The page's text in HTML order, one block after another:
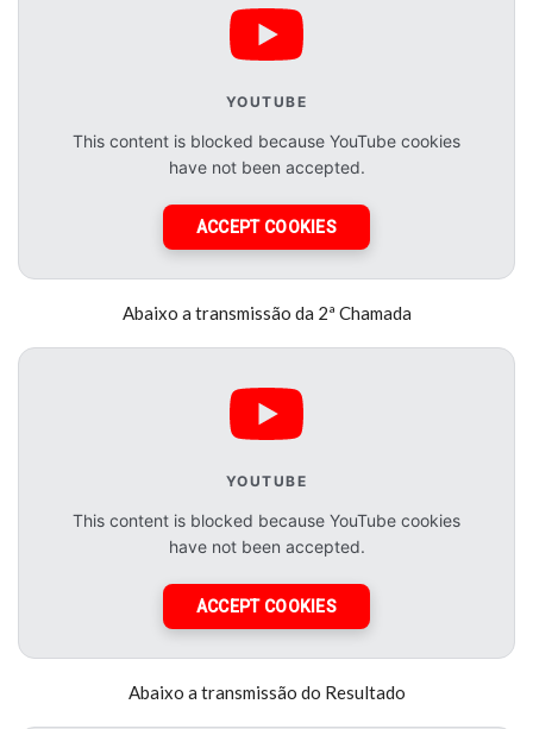
YOUTUBE
This content is blocked because YouTube cookies
have not been accepted.
ACCEPT COOKIES
Abaixo a transmissão da 2ª Chamada
YOUTUBE
This content is blocked because YouTube cookies
have not been accepted.
ACCEPT COOKIES
Abaixo a transmissão do Resultado